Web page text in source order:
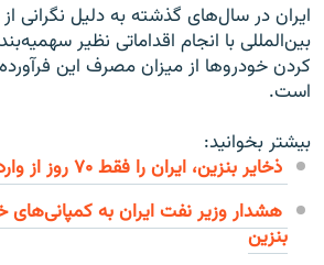
ایران در سال‌های گذشته به دلیل نگرانی
بین‌المللی با انجام اقداماتی نظیر
کردن خودروها از میزان مصرف این
است.
بیشتر بخوانید:
ذخایر بنزین، ایران را فقط ۷۰ روز از واردات بی‌نیاز می‌کند
هشدار وزیر نفت ایران به کمپانی‌های
بنزین